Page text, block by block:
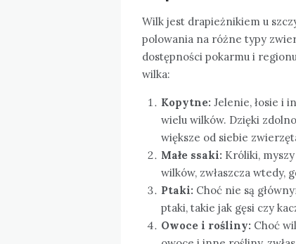
Wilk jest drapieżnikiem u
polowania na różne typy
dostępności pokarmu i
wilka:
Kopytne: Jelenie, łosie i
wielu wilków. Dzięki
większe od siebie
Małe ssaki: Króliki,
wilków, zwłaszcza wtedy,
Ptaki: Choć nie są
ptaki, takie jak gęsi czy
Owoce i rośliny: Choć